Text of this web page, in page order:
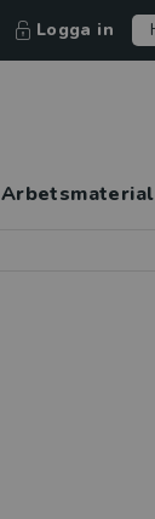
Logga in
Arbetsmaterial